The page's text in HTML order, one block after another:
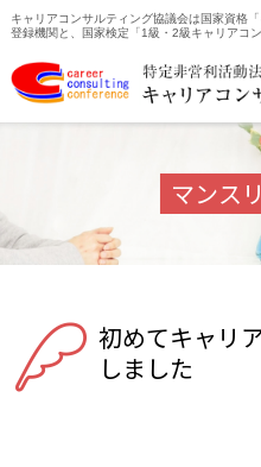
キャリアコンサルティング協議会は国家資格
登録機関と、国家検定「1級・2級キャリアコ
マンス
初めてキャリ
しました